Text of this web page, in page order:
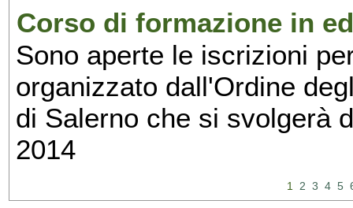
Corso di formazione in
Sono aperte le iscrizioni
organizzato dall'Ordine
di Salerno che si svolgerà
2014
1 2 3 4 5